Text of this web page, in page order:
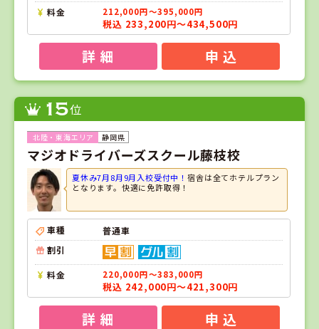
料金
212,000円～395,000円
税込 233,200円～434,500円
詳 細 申 込
15位
静岡県
マジオドライバーズスクール藤枝校
夏休み7月8月9月入校受付中！宿舎は全てホテルプラン
となります。快適に免許取得！
車種
普通車
割引
料金 220,000円～383,000円
税込 242,000円～421,300円
詳 細 申 込